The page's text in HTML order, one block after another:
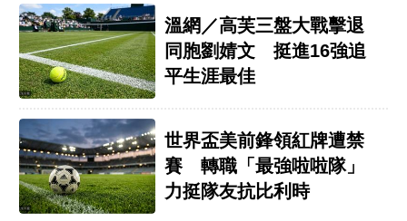
溫網／高芙三盤大戰擊退
同胞劉婧文 挺進16強追
平生涯最佳
世界盃美前鋒領紅牌遭禁
賽 轉職「最強啦啦隊」
力挺隊友抗比利時